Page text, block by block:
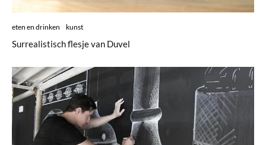
eten en drinken kunst
Surrealistisch flesje van Duvel